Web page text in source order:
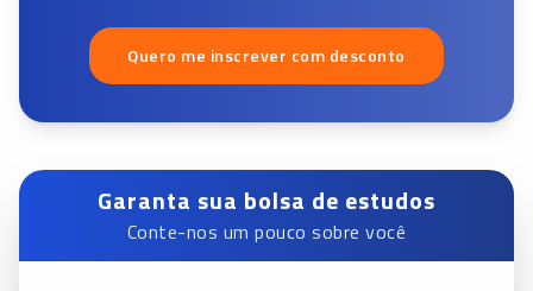
Quero me inscrever com desconto
Garanta sua bolsa de estudos
Conte-nos um pouco sobre você